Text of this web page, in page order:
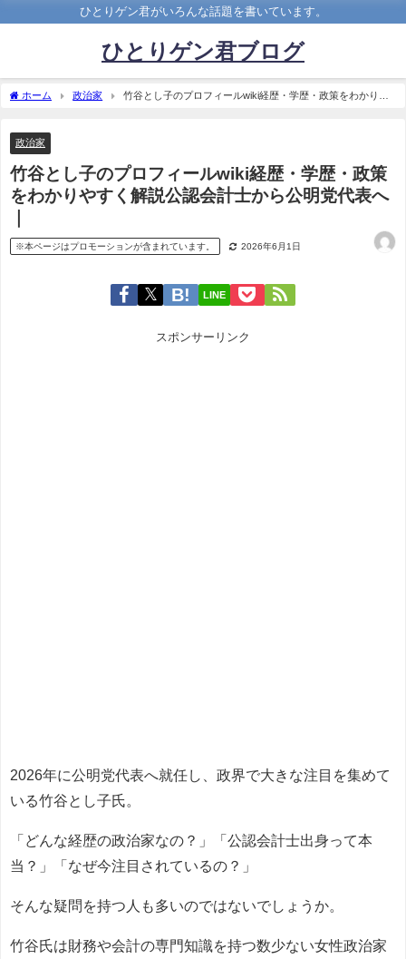
ひとりゲン君がいろんな話題を書いています。
ひとりゲン君ブログ
ホーム 政治家
竹谷とし子のプロフィールwiki経歴・学歴・政策をわかりや
政治家
竹谷とし子のプロフィールwiki経歴・学歴・政策
をわかりやすく解説公認会計士から公明党代表へ
※本ページはプロモーションが含まれています。 2026年6月1日
LINE
スポンサーリンク
2026年に公明党代表へ就任し、政界で大きな注目を集めて
いる竹谷とし子氏。
「どんな経歴の政治家なの？」「公認会計士出身って本
当？」「なぜ今注目されているの？」
そんな疑問を持つ人も多いのではないでしょうか。
竹谷氏は財務や会計の専門知識を持つ数少ない女性政治家